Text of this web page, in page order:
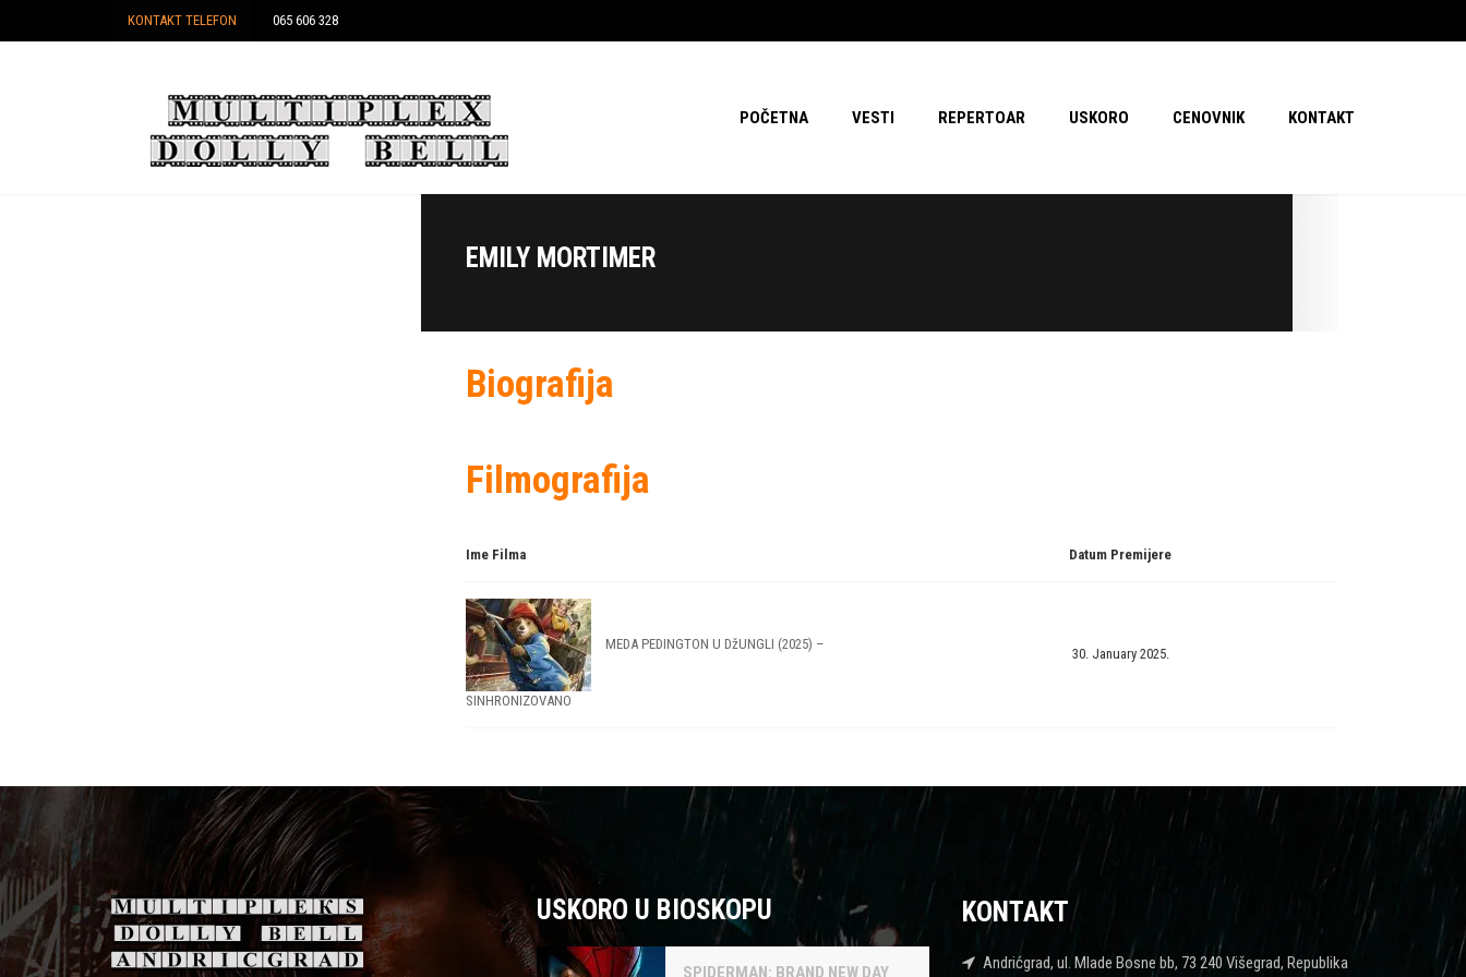
KONTAKT TELEFON 065 606 328
POČETNA VESTI REPERTOAR USKORO CENOVNIK KONTAKT
EMILY MORTIMER
Biografija
Filmografija
Ime Filma Datum Premijere
MEDA PEDINGTON U DžUNGLI (2025) –
SINHRONIZOVANO
30. January 2025.
USKORO U BIOSKOPU
SPIDERMAN: BRAND NEW DAY
KONTAKT
Andrićgrad, ul. Mlade Bosne bb, 73 240 Višegrad, Republika